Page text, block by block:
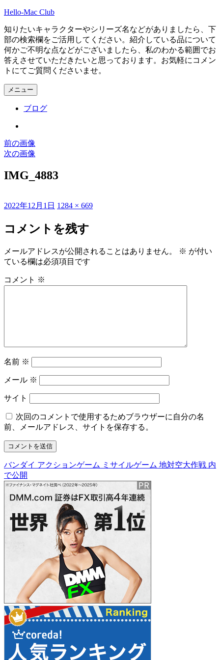
コ
テ
ン
ツ
へ
ス
キ
ッ
Hello-Mac Club
知りたいキャラクターやシリーズ名などがありましたら、下
部の検索欄をご活用してください。紹介している品について
何かご不明な点などがございましたら、私のわかる範囲でお
答えさせていただきたいと思っております。お気軽にコメン
トにてご質問くださいませ。
メニュー
ブログ
前の画像
次の画像
IMG_4883
投
日:
2022年12月1日 フ
サ
イ
1284 × 669
コメントを残す
メールアドレスが公開されることはありません。 ※ が付い
ている欄は必須項目です
コメント ※
名前 ※
メール ※
サイト
次回のコメントで使用するためブラウザーに自分の名
前、メールアドレス、サイトを保存する。
投
稿
ナ
ビ
ゲ
バンダイ アクションゲーム ミサイルゲーム 地対空大作戦 内
で公開